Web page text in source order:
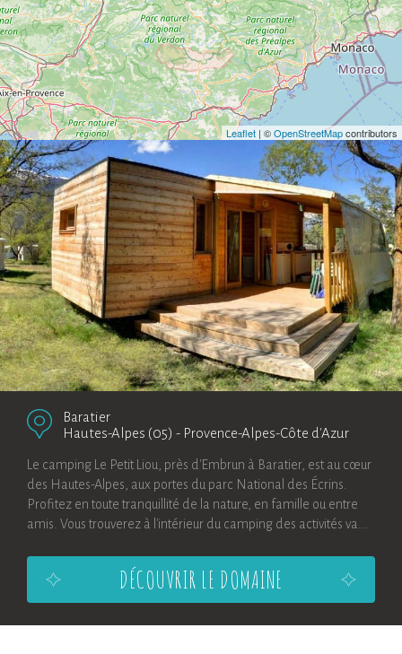
Leaflet | ©OpenStreetMapcontributors
Baratier
Hautes-Alpes (05) - Provence-Alpes-Côte d'Azur
Le camping Le Petit Liou, près d'Embrun à Baratier, est au cœur
des Hautes-Alpes, aux portes du parc National des Écrins.
Profitez en toute tranquillité de la nature, en famille ou entre
amis. Vous trouverez à l'intérieur du camping des activités va...
DÉCOUVRIR LE DOMAINE